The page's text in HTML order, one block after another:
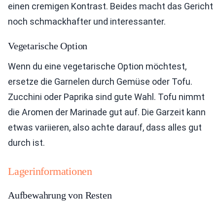
einen cremigen Kontrast. Beides macht das Gericht
noch schmackhafter und interessanter.
Vegetarische Option
Wenn du eine vegetarische Option möchtest,
ersetze die Garnelen durch Gemüse oder Tofu.
Zucchini oder Paprika sind gute Wahl. Tofu nimmt
die Aromen der Marinade gut auf. Die Garzeit kann
etwas variieren, also achte darauf, dass alles gut
durch ist.
Lagerinformationen
Aufbewahrung von Resten